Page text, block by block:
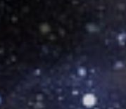
ПОРТФОЛИО